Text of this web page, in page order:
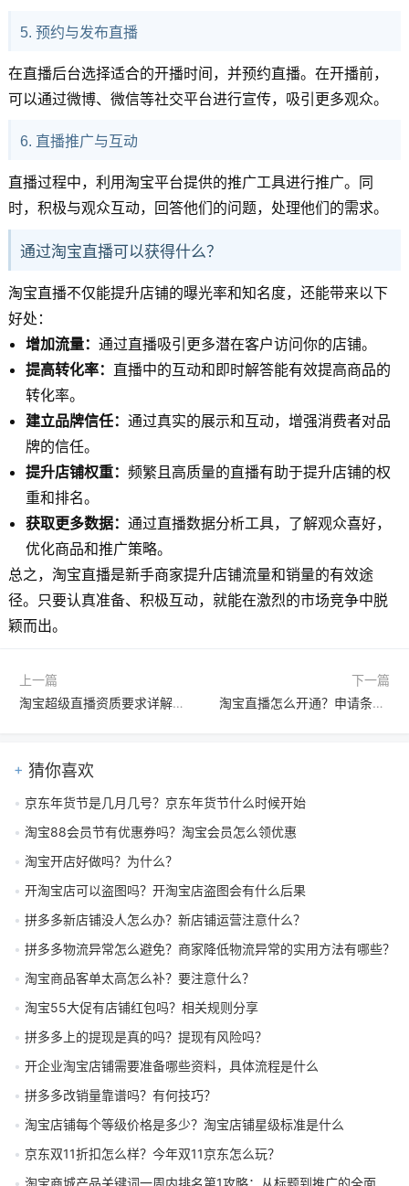
5. 预约与发布直播
在直播后台选择适合的开播时间，并预约直播。在开播前，
可以通过微博、微信等社交平台进行宣传，吸引更多观众。
6. 直播推广与互动
直播过程中，利用淘宝平台提供的推广工具进行推广。同
时，积极与观众互动，回答他们的问题，处理他们的需求。
通过淘宝直播可以获得什么？
淘宝直播不仅能提升店铺的曝光率和知名度，还能带来以下
好处：
增加流量：通过直播吸引更多潜在客户访问你的店铺。
提高转化率： 直播中的互动和即时解答能有效提高商品的
转化率。
建立品牌信任：通过真实的展示和互动，增强消费者对品
牌的信任。
提升店铺权重：频繁且高质量的直播有助于提升店铺的权
重和排名。
获取更多数据：通过直播数据分析工具，了解观众喜好，
优化商品和推广策略。
总之，淘宝直播是新手商家提升店铺流量和销量的有效途
径。只要认真准备、积极互动，就能在激烈的市场竞争中脱
颖而出。
上一篇
淘宝超级直播资质要求详解：商家与主播必备条件与规范解析
下一篇
淘宝直播怎么开通？申请条件、详细步骤与注意事项全解析
猜你喜欢
京东年货节是几月几号？京东年货节什么时候开始
淘宝88会员节有优惠券吗？淘宝会员怎么领优惠
淘宝开店好做吗？为什么？
开淘宝店可以盗图吗？开淘宝店盗图会有什么后果
拼多多新店铺没人怎么办？新店铺运营注意什么？
拼多多物流异常怎么避免？商家降低物流异常的实用方法有哪些？
淘宝商品客单太高怎么补？要注意什么？
淘宝55大促有店铺红包吗？相关规则分享
拼多多上的提现是真的吗？提现有风险吗？
开企业淘宝店铺需要准备哪些资料，具体流程是什么
拼多多改销量靠谱吗？有何技巧？
淘宝店铺每个等级价格是多少？淘宝店铺星级标准是什么
京东双11折扣怎么样？今年双11京东怎么玩？
淘宝商城产品关键词一周内排名第1攻略：从标题到推广的全面优化策略